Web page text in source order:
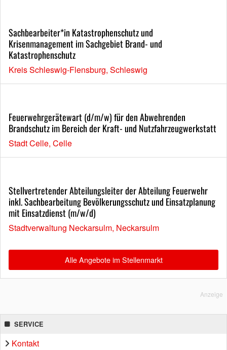
Sachbearbeiter*in Katastrophenschutz und
Krisenmanagement im Sachgebiet Brand- und
Katastrophenschutz
Kreis Schleswig-Flensburg, Schleswig
Feuerwehrgerätewart (d/m/w) für den Abwehrenden
Brandschutz im Bereich der Kraft- und Nutzfahrzeugwerkstatt
Stadt Celle, Celle
Stellvertretender Abteilungsleiter der Abteilung Feuerwehr
inkl. Sachbearbeitung Bevölkerungsschutz und Einsatzplanung
mit Einsatzdienst (m/w/d)
Stadtverwaltung Neckarsulm, Neckarsulm
Alle Angebote im Stellenmarkt
Anzeige
SERVICE
Kontakt